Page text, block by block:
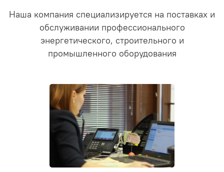
Наша компания специализируется на поставках и
обслуживании профессионального
энергетического, строительного и
промышленного оборудования